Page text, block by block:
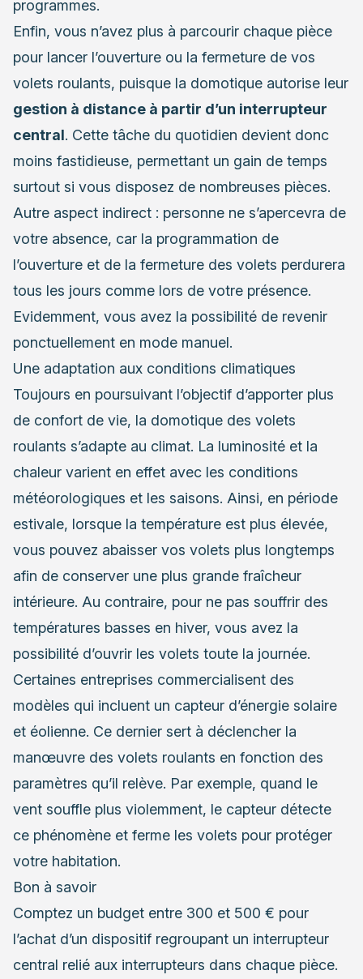
programmes.
Enfin, vous n’avez plus à parcourir chaque pièce
pour lancer l’ouverture ou la fermeture de vos
volets roulants, puisque la domotique autorise leur
gestion à distance à partir d’un interrupteur
central. Cette tâche du quotidien devient donc
moins fastidieuse, permettant un gain de temps
surtout si vous disposez de nombreuses pièces.
Autre aspect indirect : personne ne s’apercevra de
votre absence, car la programmation de
l’ouverture et de la fermeture des volets perdurera
tous les jours comme lors de votre présence.
Evidemment, vous avez la possibilité de revenir
ponctuellement en mode manuel.
Une adaptation aux conditions climatiques
Toujours en poursuivant l’objectif d’apporter plus
de confort de vie, la domotique des volets
roulants s’adapte au climat. La luminosité et la
chaleur varient en effet avec les conditions
météorologiques et les saisons. Ainsi, en période
estivale, lorsque la température est plus élevée,
vous pouvez abaisser vos volets plus longtemps
afin de conserver une plus grande fraîcheur
intérieure. Au contraire, pour ne pas souffrir des
températures basses en hiver, vous avez la
possibilité d’ouvrir les volets toute la journée.
Certaines entreprises commercialisent des
modèles qui incluent un capteur d’énergie solaire
et éolienne. Ce dernier sert à déclencher la
manœuvre des volets roulants en fonction des
paramètres qu’il relève. Par exemple, quand le
vent souffle plus violemment, le capteur détecte
ce phénomène et ferme les volets pour protéger
votre habitation.
Bon à savoir
Comptez un budget entre 300 et 500 € pour
l’achat d’un dispositif regroupant un interrupteur
central relié aux interrupteurs dans chaque pièce.